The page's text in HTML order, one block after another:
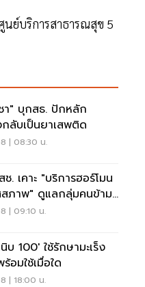
นย์บริการสาธารณสุข 5
" บุกสธ. ปักหลัก
ลับเป็นยาเสพติด
| 08:30 น.
. เคาะ "บริการฮอร์โมน
ภาพ" ดูแลกลุ่มคนข้าม
| 09:10 น.
บ 100' ใช้รักษามะเร็ง
อมใช้เมื่อใด
| 18:00 น.